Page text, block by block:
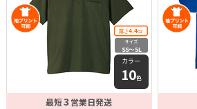
厚さ4.4oz
サイズ
SS〜5L
カラー
10色
最短3 営業日発送